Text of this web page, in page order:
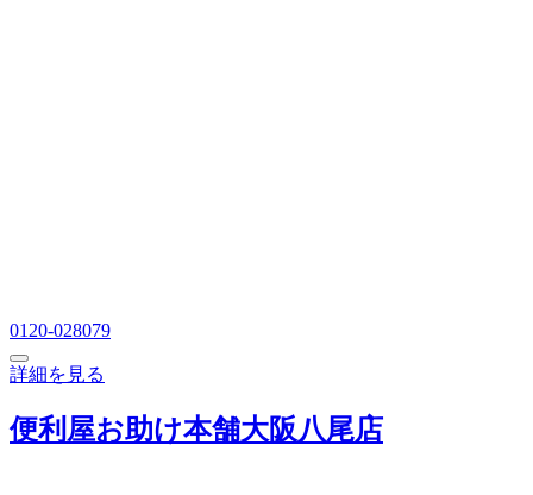
0120-028079
詳細を見る
便利屋お助け本舗大阪八尾店